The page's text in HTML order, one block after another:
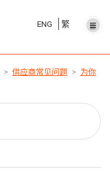
ENG 繁
供应商常见问题
为你